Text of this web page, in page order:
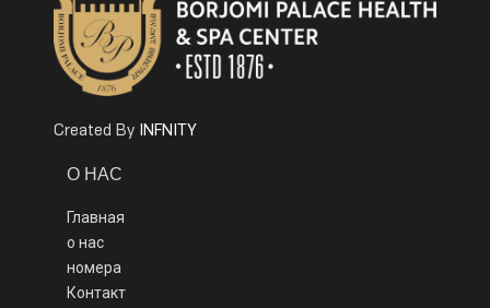
Created By INFNITY
О НАС
Главная
о нас
номера
Контакт